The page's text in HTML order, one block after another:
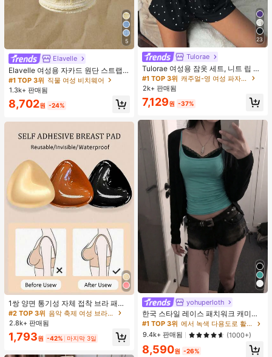
5
Elavelle
Elavelle 여성용 자카드 원단 스트랩
불가사리 장식 홀터 탑, 봄/여름에 적
합 (탑만 포함, 반바지 미포함)
#1 TOP 3위 직물 여성 비치웨어
1.3k+ 판매됨
8,702원 -24%
1쌍 양면 통기성 자체 접착 브라 패드,
두꺼워진 삼각형 푸쉬업 디자인, 재사
용 가능, 보이지 않는 비키니 브라 삽
입물, 수영에 적합
#2 TOP 3위
음악 축제 여성 브라 액세서리
2.8k+ 판매됨
1,793원 -42% 마지막 3일
23
Tulorae
Tulorae 여성용 잠옷 세트, 니트 립 원
단, 하트 프린트 대비 레이스 트림, 로
맨틱 달콤 귀여운 섹시 캐미솔 & 반바
지 베이비돌 잠옷 세트 투피스 나이트
세트 섹시 잠옷 세트 여성용 잠옷 롬퍼
투피스 잠옷 세트 여성용 잠옷 세트 도
트 잠옷 세트 잠옷 반바지 세트 투피스
잠옷 세트 여성용 여름 세트 도트 반바
지 세트 여성용 잠옷 세트 반바지 잠옷
세트 여성용 투피스 여름 라운지 세트
#1 TOP 3위
캐주얼-영 여성 파자마 세트
2k+ 판매됨
7,129원 -37%
yohuperloth
한국 스타일 레이스 패치워크 캐미솔
탱크 탑, Y2K 에스테틱, 스트리트웨어
캐주얼 여름
#1 TOP 3위
에서 녹색 다용도로 활용 가능한 데일리 탑
9.4k+ 판매됨
(1000+)
8,590원 -26%